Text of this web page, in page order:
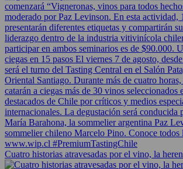
Cuatro historias atravesadas por el vino, la heren